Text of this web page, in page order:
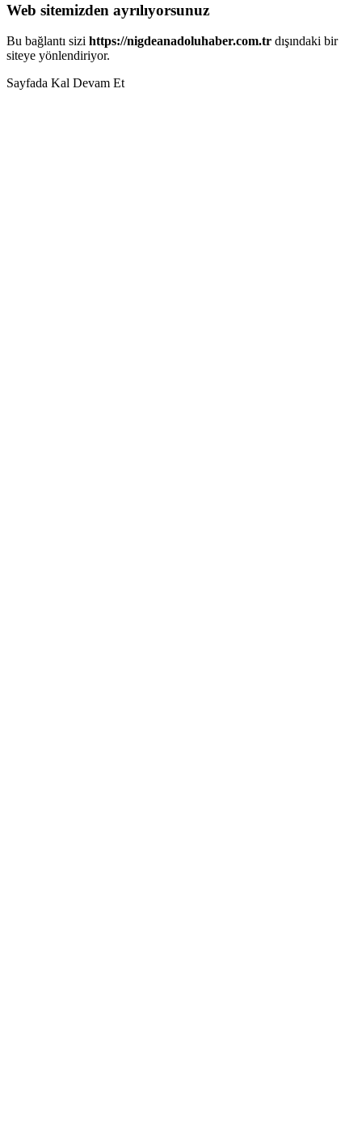
Web sitemizden ayrılıyorsunuz
Bu bağlantı sizi https://nigdeanadoluhaber.com.tr dışındaki bir
siteye yönlendiriyor.
Sayfada Kal Devam Et